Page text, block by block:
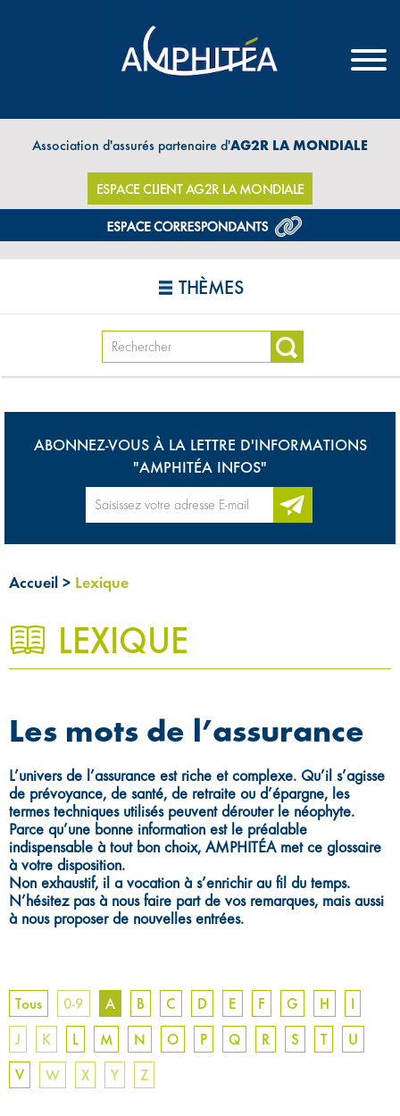
Association d'assurés partenaire d'AG2R LA MONDIALE
ESPACE CLIENT AG2R LA MONDIALE
THÈMES
ABONNEZ-VOUS À LA LETTRE D'INFORMATIONS
"AMPHITÉA INFOS"
Accueil > Lexique
LEXIQUE
Les mots de l’assurance
L’univers de l’assurance est riche et complexe. Qu’il s’agisse
de prévoyance, de santé, de retraite ou d’épargne, les
termes techniques utilisés peuvent dérouter le néophyte.
Parce qu’une bonne information est le préalable
indispensable à tout bon choix, AMPHITÉA met ce glossaire
à votre disposition.
Non exhaustif, il a vocation à s’enrichir au fil du temps.
N’hésitez pas à nous faire part de vos remarques, mais aussi
à nous proposer de nouvelles entrées.
Tous 0-9 A B C D E F G H
I
J
K L M N O P Q R S T
U
V
W X Y Z